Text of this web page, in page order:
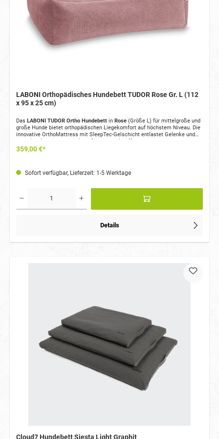
LABONI Orthopädisches Hundebett TUDOR Rose Gr. L (112
x 95 x 25 cm)
Das LABONI TUDOR Ortho Hundebettin Rose (Größe L) für mittelgroße und
große Hunde bietet orthopädischen Liegekomfort auf höchstem Niveau. Die
innovative OrthoMattress mit SleepTec-Gelschicht entlastet Gelenke und
Matratzenschutz und die zusätzliche Signature Mattress für Langlebigkeit
Druckentlastende SleepTec-Gelschicht zur Entlastung von Gelenken
Wasserdichter und bakteriendichter Matratzenschutz inklusive
Zusätzliche LABONI Signature Mattress im Lieferumfang
OEKO-TEX® zertifizierte Materialien
359,00 €*
Sofort verfügbar, Lieferzeit: 1-5 Werktage
Details